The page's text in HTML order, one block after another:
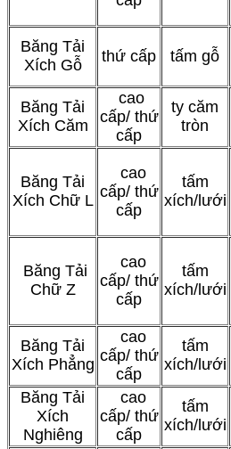
Băng Tải
Xích Gỗ
thứ cấp tấm gỗ
Băng Tải
Xích Căm
cao
cấp/ thứ
cấp
ty căm
tròn
Băng Tải
Xích Chữ L
cao
cấp/ thứ
cấp
tấm
xích/lưới
Băng Tải
Chữ Z
cao
cấp/ thứ
cấp
tấm
xích/lưới
Băng Tải
Xích Phẳng
cao
cấp/ thứ
cấp
tấm
xích/lưới
Băng Tải
Xích
Nghiêng
cao
cấp/ thứ
cấp
tấm
xích/lưới